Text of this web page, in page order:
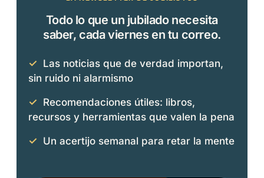
Todo lo que un jubilado necesita
saber, cada viernes en tu correo.
✓ Las noticias que de verdad importan,
sin ruido ni alarmismo
✓ Recomendaciones útiles: libros,
recursos y herramientas que valen la pena
✓ Un acertijo semanal para retar la mente